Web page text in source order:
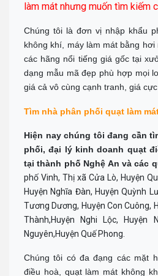
làm mát nhưng muốn tìm kiếm
Chúng tôi là đơn vị nhập khẩu
không khí, máy làm mát bằng
các hãng nổi tiếng giá gốc tại
dạng mẫu mã đẹp phù hợp mọi
giá cả vô cùng cạnh tranh, giá
Tìm nhà phân phối quạt làm
Hiện nay chúng tôi đang cần
phối, đại lý kinh doanh quạt
tại thành phố Nghệ An và các
phố Vinh, Thị xã Cửa Lò, Huyện
Huyện Nghĩa Đàn, Huyện Quỳnh
Tương Dương, Huyện Con Cuông,
Thành,Huyện Nghi Lộc, Huyện
Nguyên,Huyện Quế Phong.
Chúng tôi có đa đạng các mặt
điều hoà, quạt làm mát không